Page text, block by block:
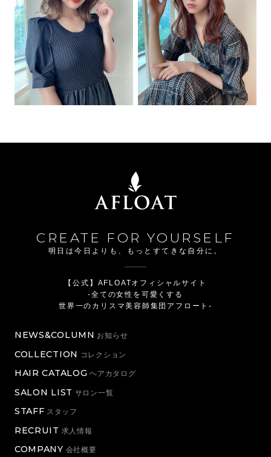
CREATE FOR YOURSELF
明日は今日よりも、もっとすてきな自分に。
【公式】AFLOATオフィシャルサイト
-全ての女性を可愛くする
世界一のカリスマ美容師集団アフロート-
NEWS&COLUMN お知らせ
COLLECTION コレクション
HAIR CATALOG ヘアカタログ
SALON LIST サロン一覧
STAFF スタッフ
RECRUIT 求人情報
COMPANY 会社概要